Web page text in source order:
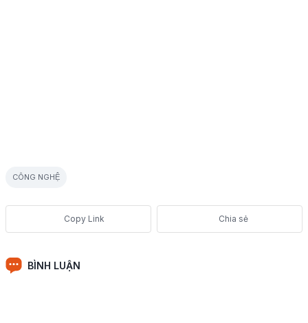
CÔNG NGHỆ
Chia sẻ
BÌNH LUẬN